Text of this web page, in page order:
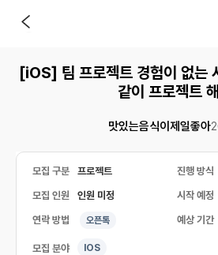
[iOS] 팀 프로젝트 경험이 없는
같이 프로젝트
맛있는음식이제일좋아
모집 구분 프로젝트 진행 방식
모집 인원 인원 미정 시작 예정
연락 방법 오픈톡 예상 기간
모집 분야 IOS